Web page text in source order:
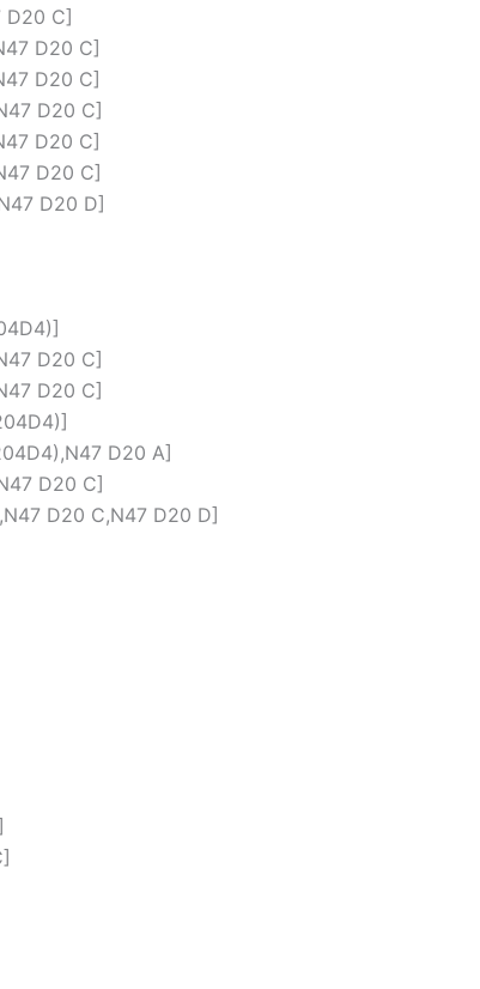
D20 C]
D20 C]
D20 C]
D20 C]
D20 C]
D20 C]
D20 D]
D20 C]
D20 C]
D20 A]
D20 C]
D20 C,N47 D20 D]